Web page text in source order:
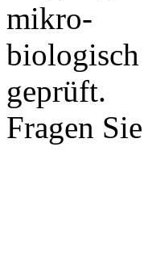
mikro-
geprüft.
Fragen